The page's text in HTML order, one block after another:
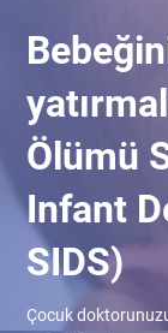
Ölümü
Infant
SIDS)
Çocuk